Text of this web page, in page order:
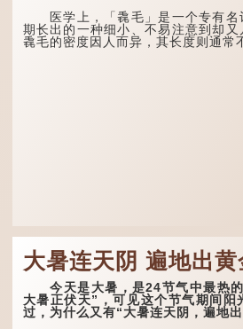
医学上，「毳毛」是一个专有名
期长出的一种细小、不易注意到却又
毳毛的密度因人而异，其长度则通常
大暑连天阴 遍地出黄
今天是大暑，是24节气中最热的
大暑正伏天”，可见这个节气期间阳
过，为什么又有“大暑连天阴，遍地